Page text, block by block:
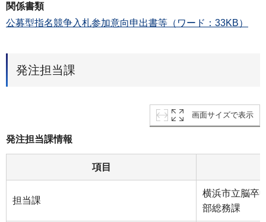
関係書類
公募型指名競争入札参加意向申出書等（ワード：33KB）
発注担当課
画面サイズで表示
発注担当課情報
項目
担当課
横浜市立脳卒
部総務課